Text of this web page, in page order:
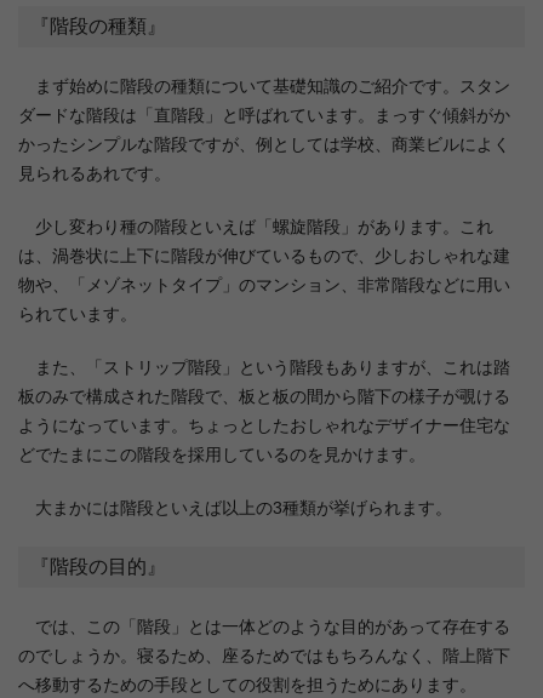
『階段の種類』
まず始めに階段の種類について基礎知識のご紹介です。スタン
ダードな階段は「直階段」と呼ばれています。まっすぐ傾斜がか
かったシンプルな階段ですが、例としては学校、商業ビルによく
見られるあれです。
少し変わり種の階段といえば「螺旋階段」があります。これ
は、渦巻状に上下に階段が伸びているもので、少しおしゃれな建
物や、「メゾネットタイプ」のマンション、非常階段などに用い
られています。
また、「ストリップ階段」という階段もありますが、これは踏
板のみで構成された階段で、板と板の間から階下の様子が覗ける
ようになっています。ちょっとしたおしゃれなデザイナー住宅な
どでたまにこの階段を採用しているのを見かけます。
大まかには階段といえば以上の3種類が挙げられます。
『階段の目的』
では、この「階段」とは一体どのような目的があって存在する
のでしょうか。寝るため、座るためではもちろんなく、階上階下
へ移動するための手段としての役割を担うためにあります。